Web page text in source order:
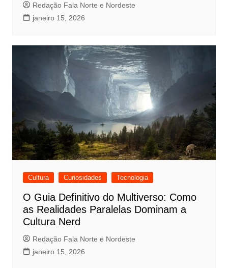
Redação Fala Norte e Nordeste
janeiro 15, 2026
Cultura Curiosidades Tecnologia
O Guia Definitivo do Multiverso: Como
as Realidades Paralelas Dominam a
Cultura Nerd
Redação Fala Norte e Nordeste
janeiro 15, 2026